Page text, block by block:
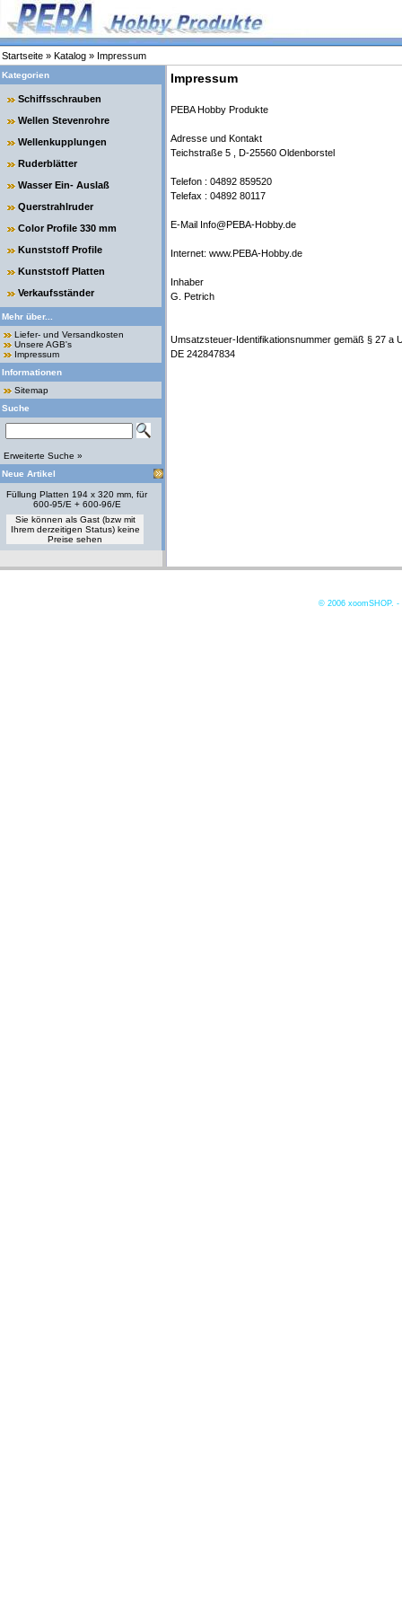
Startseite » Katalog » Impressum
Kategorien
Schiffsschrauben
Wellen Stevenrohre
Wellenkupplungen
Ruderblätter
Wasser Ein- Auslaß
Querstrahlruder
Color Profile 330 mm
Kunststoff Profile
Kunststoff Platten
Verkaufsständer
Mehr über...
Liefer- und Versandkosten
Unsere AGB's
Impressum
Informationen
Sitemap
Suche
Erweiterte Suche »
Neue Artikel
Füllung Platten 194 x 320 mm, für
600-95/E + 600-96/E
Sie können als Gast (bzw mit
Ihrem derzeitigen Status) keine
Preise sehen
Impressum
PEBA Hobby Produkte
Adresse und Kontakt
Teichstraße 5 , D-25560 Oldenborstel
Telefon : 04892 859520
Telefax : 04892 80117
E-Mail Info@PEBA-Hobby.de
Internet: www.PEBA-Hobby.de
Inhaber
G. Petrich
Umsatzsteuer-Identifikationsnummer gemäß § 27 a
DE 242847834
© 2006 xoomSHOP. -